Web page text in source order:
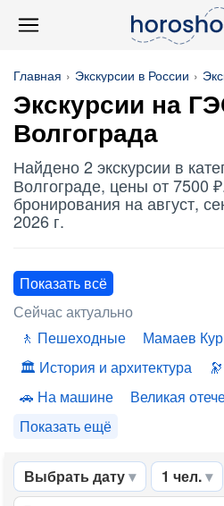
Главная Экскурсии в России
Экскурсии на
Волгограда
Найдено 2 экскурсии в
Волгограде, цены от 7500
бронирования на август,
2026 г.
Показать всё
Сейчас актуально
Пешеходные
Мамаев
История и архитектура
На машине
Великая
Показать ещё
Выбрать дату 1 чел.